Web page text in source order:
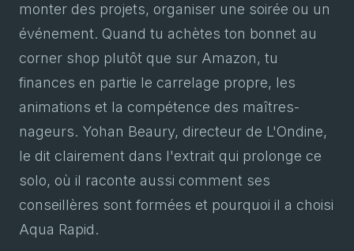
monter des projets, organiser une soirée ou un
événement. Quand tu achètes ton bonnet au
corner shop plutôt que sur Amazon, tu
finances en partie le carrelage propre, les
animations et la compétence des maîtres-
nageurs. Yohan Beaury, directeur de L'Ondine,
le dit clairement dans l'extrait qui prolonge ce
solo, où il raconte aussi comment ses
conseillères sont formées et pourquoi il a choisi
Aqua Rapid.